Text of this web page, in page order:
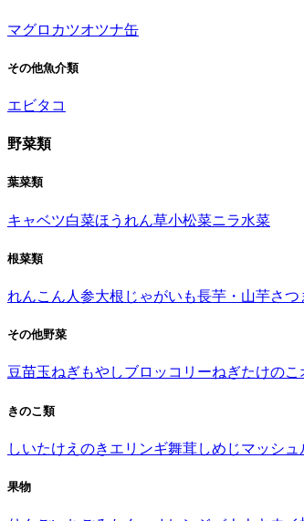
マグロ カツオツナ缶
その他魚介類
エビタコ
野菜類
葉菜類
キャベツ白菜ほうれん草小松菜ニラ水菜
根菜類
れんこん 人参大根 じゃがいも長芋・山芋さつ
その他野菜
豆苗玉ねぎもやしブロッコリーねぎたけのこ
きのこ類
しいたけ えのき エリンギ舞茸しめじマッシュ
果物